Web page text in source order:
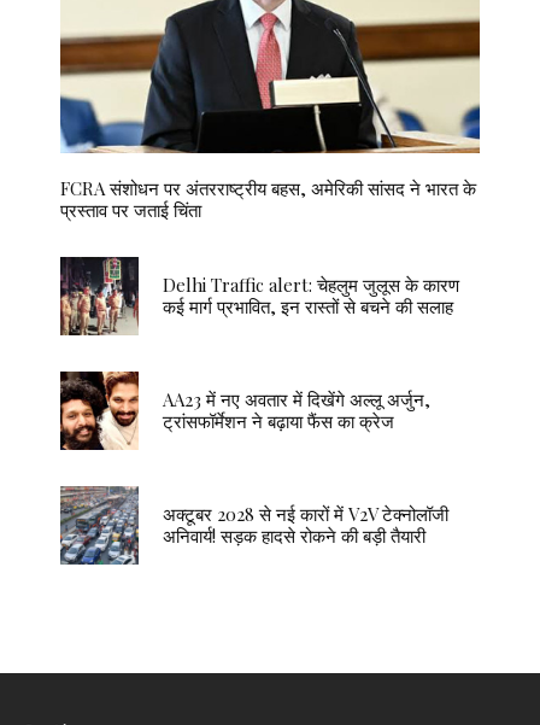
FCRA संशोधन पर अंतरराष्ट्रीय बहस, अमेरिकी सांसद ने भारत के
प्रस्ताव पर जताई चिंता
Delhi Traffic alert: चेहलुम जुलूस के कारण
कई मार्ग प्रभावित, इन रास्तों से बचने की सलाह
AA23 में नए अवतार में दिखेंगे अल्लू अर्जुन,
ट्रांसफॉर्मेशन ने बढ़ाया फैंस का क्रेज
अक्टूबर 2028 से नई कारों में V2V टेक्नोलॉजी
अनिवार्य! सड़क हादसे रोकने की बड़ी तैयारी